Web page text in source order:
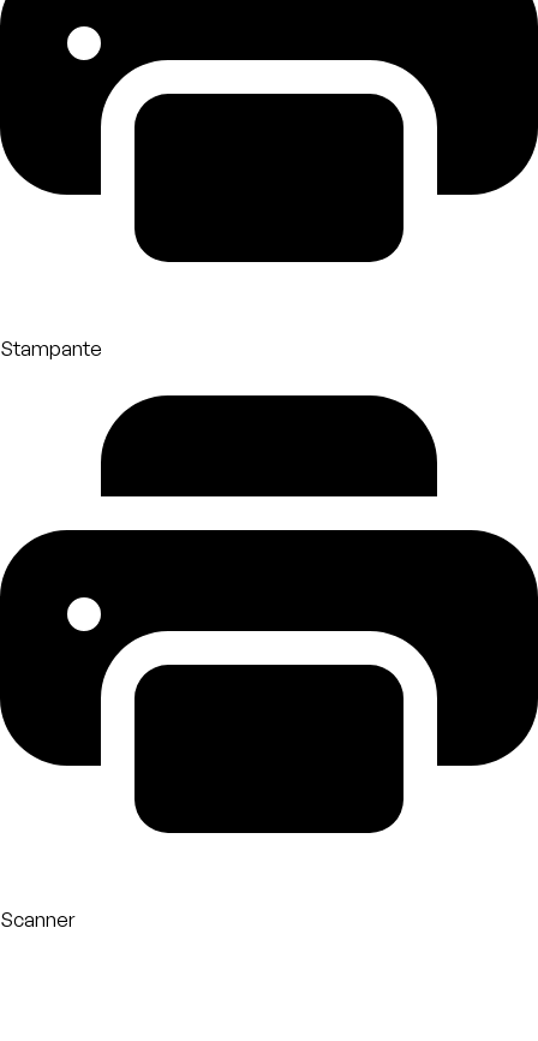
Stampante
Scanner